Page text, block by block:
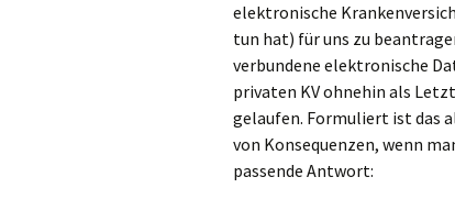
elektronische
tun hat) für uns zu
verbundene elektronische
privaten KV ohnehin als
gelaufen. Formuliert ist das
von Konsequenzen, wenn
passende Antwort: